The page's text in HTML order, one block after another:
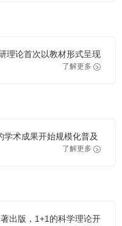
理论首次以教材形式呈现
了解更多
学术成果开始规模化普及
了解更多
出版，1+1的科学理论开